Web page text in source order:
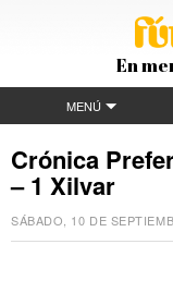
En
MENÚ
Crónica
– 1 Xilvar
SÁBADO, 10 DE